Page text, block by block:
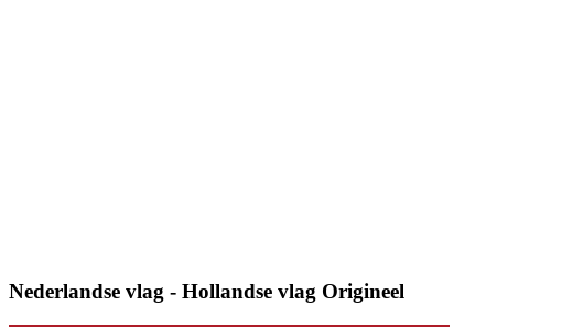
Nederlandse vlag - Hollandse vlag Origineel